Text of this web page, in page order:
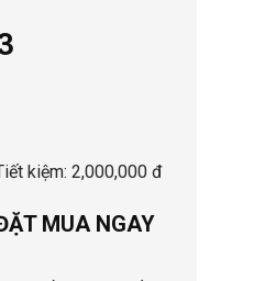
kiệm: 2,000,000 đ
MUA NGAY